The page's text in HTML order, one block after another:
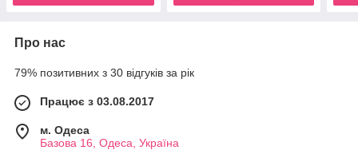
Про нас
79% позитивних з 30 відгуків за рік
Працює з 03.08.2017
м. Одеса
Базова 16, Одеса, Україна